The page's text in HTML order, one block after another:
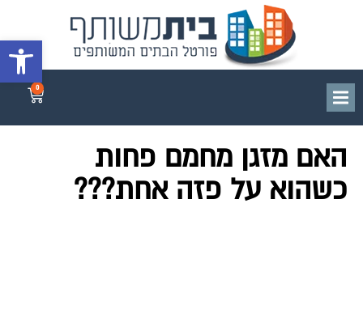
פתח
האם מזגן מחמם פחות
כשהוא על פזה אחת???